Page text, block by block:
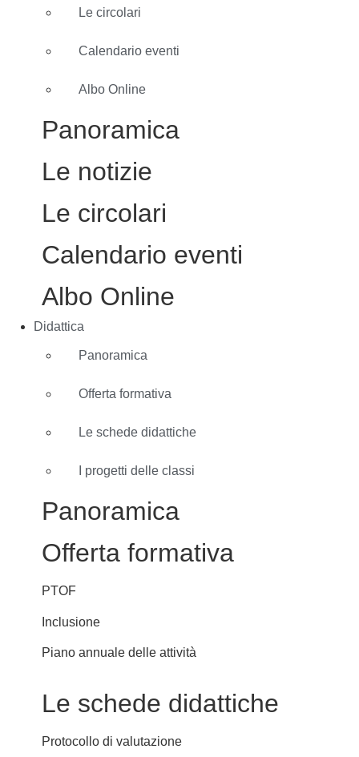
Le circolari
Calendario eventi
Albo Online
Panoramica
Le notizie
Le circolari
Calendario eventi
Albo Online
Didattica
Panoramica
Offerta formativa
Le schede didattiche
I progetti delle classi
Panoramica
Offerta formativa
PTOF
Inclusione
Piano annuale delle attività
Le schede didattiche
Protocollo di valutazione